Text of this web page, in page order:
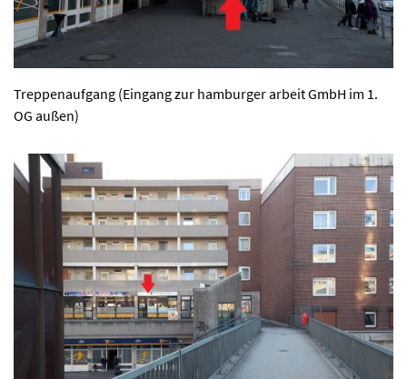
Treppenaufgang (Eingang zur hamburger arbeit GmbH im 1.
OG außen)